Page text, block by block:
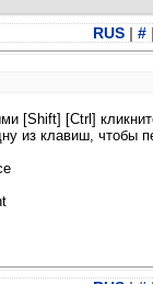
RUS | # |
[Shift] [Ctrl]
из клавиш, чтобы